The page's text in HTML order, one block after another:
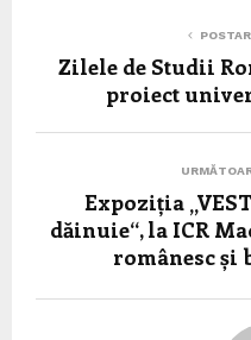
Zilele de Studii
proiect
Expoziția
dăinuie“, la ICR
românesc și